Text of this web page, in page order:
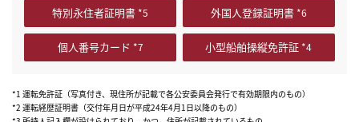
特別永住者証明書 外国人登録証明書
個人番号カード 小型船舶操縦免許証
*1 運転免許証（写真付き、現住所が記載で各公安委員会発行で有効期限内のもの）
*2 運転経歴証明書（交付年月日が平成24年4月1日以降のもの）